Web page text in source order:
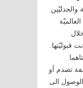
والجدليّين
قبوليّتها.
تصدم أو
الى